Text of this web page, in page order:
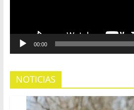
00:00
NOTICIAS